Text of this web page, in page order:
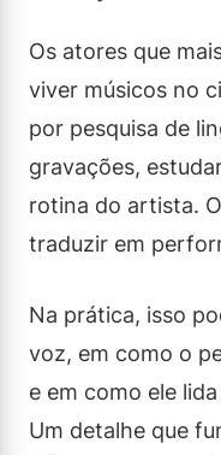
Os atores que
viver músicos no
por pesquisa de
gravações,
rotina do artista.
traduzir em
Na prática, isso
voz, em como o
e em como ele
Um detalhe que